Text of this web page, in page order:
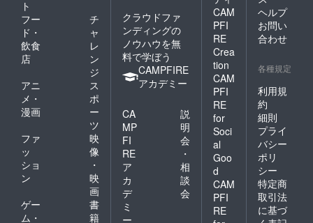
ト
フー
ド・
飲食
店
チ
ャ
レ
ン
ジ
アニ
メ・
漫画
ス
ポ
ー
ツ
ファ
ッ
ショ
ン
映
像
・
映
画
ゲー
ム・
書
籍
クラウドファ
ンディングの
ノウハウを無
料で学ぼう
CAMPFIRE
アカデミー
CA
MP
FI
RE
ア
カ
デ
ミ
ー
説
明
会
・
相
談
会
CAM
PFI
RE
Crea
tion
CAM
PFI
RE
for
Soci
al
Goo
d
CAM
PFI
RE
ヘルプ
お問い
合わせ
各種規定
利用規
約
細則
プライ
バシー
ポリ
シー
特定商
取引法
に基づ